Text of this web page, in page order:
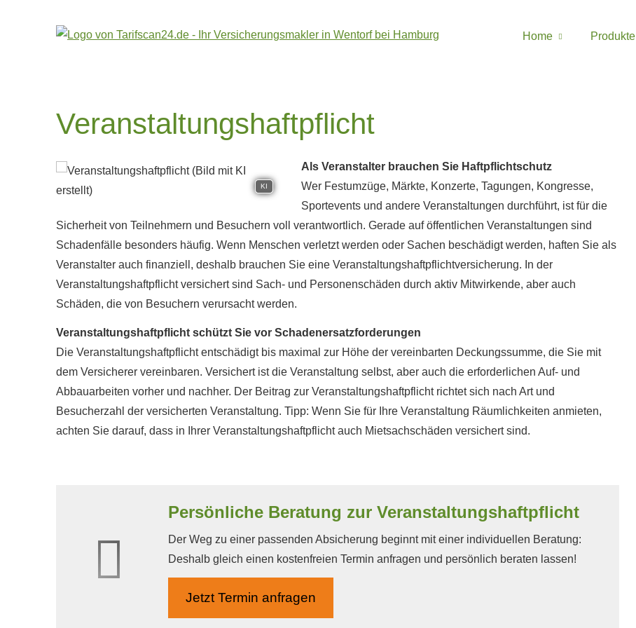
Home Produkte
Veranstaltungshaftpflicht
KI
Als Veranstalter brauchen Sie Haft­pflichtschutz
Wer Festumzüge, Märkte, Konzerte, Tagungen, Kongresse,
Sportevents und andere Veranstaltungen durchführt, ist für die
Sicherheit von Teilnehmern und Besuchern voll verantwortlich. Gerade auf öffentlichen Veranstaltungen sind
Schadenfälle besonders häufig. Wenn Menschen verletzt werden oder Sachen beschädigt werden, haften Sie als
Veranstalter auch finanziell, deshalb brauchen Sie eine Veranstaltungshaftpflichtversicherung. In der
Veranstaltungshaftpflicht versichert sind Sach- und Per­sonenschäden durch aktiv Mitwirkende, aber auch
Schäden, die von Besuchern verursacht werden.
Veranstaltungshaftpflicht schützt Sie vor Schadenersatzforderungen
Die Veranstaltungshaftpflicht entschädigt bis maximal zur Höhe der vereinbarten Deckungs­summe, die Sie mit
dem Versicherer vereinbaren. Versichert ist die Veranstaltung selbst, aber auch die erforderlichen Auf- und
Abbauarbeiten vorher und nachher. Der Beitrag zur Veranstaltungshaftpflicht richtet sich nach Art und
Besucherzahl der versicherten Veranstaltung. Tipp: Wenn Sie für Ihre Veranstaltung Räumlichkeiten anmieten,
achten Sie darauf, dass in Ihrer Veranstaltungshaftpflicht auch Mietsachschäden versichert sind.
Persönliche Beratung zur Veranstaltungshaftpflicht
Der Weg zu einer passenden Absicherung beginnt mit einer individuellen Beratung:
Deshalb gleich einen kostenfreien Termin anfragen und persönlich beraten lassen!
Jetzt Termin anfragen